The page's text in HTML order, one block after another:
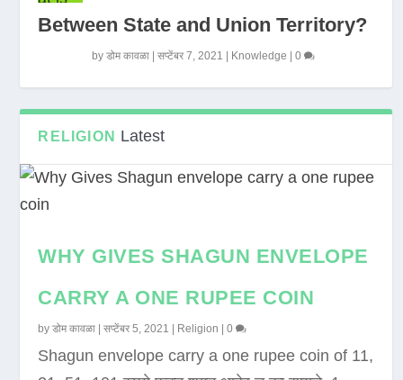
Between State and Union Territory?
byडोम कावळा |सप्टेंबर 7, 2021 Knowledge |0
RELIGION Latest
WHY GIVES SHAGUN ENVELOPE
CARRY A ONE RUPEE COIN
byडोम कावळा |सप्टेंबर 5, 2021 Religion |0
Shagun envelope carry a one rupee coin of 11,